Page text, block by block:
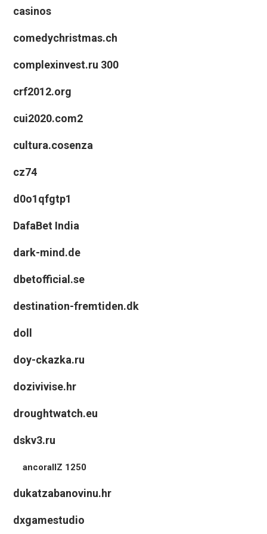
casinos
comedychristmas.ch
complexinvest.ru 300
crf2012.org
cui2020.com2
cultura.cosenza
cz74
d0o1qfgtp1
DafaBet India
dark-mind.de
dbetofficial.se
destination-fremtiden.dk
doll
doy-ckazka.ru
dozivivise.hr
droughtwatch.eu
dskv3.ru
ancorallZ 1250
dukatzabanovinu.hr
dxgamestudio